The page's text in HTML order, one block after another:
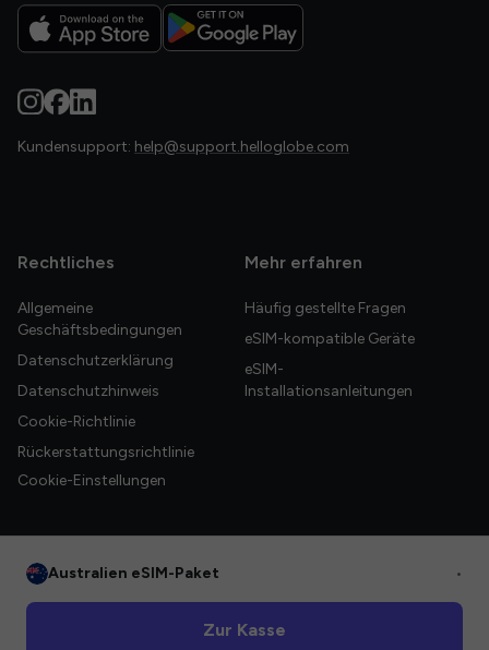
Kundensupport: help@support.helloglobe.com
Rechtliches
Allgemeine
Geschäftsbedingungen
Datenschutzerklärung
Datenschutzhinweis
Cookie-Richtlinie
Rückerstattungsrichtlinie
Cookie-Einstellungen
Mehr erfahren
Häufig gestellte Fragen
eSIM-kompatible Geräte
eSIM-
Installationsanleitungen
Australien eSIM-Paket •
Zur Kasse